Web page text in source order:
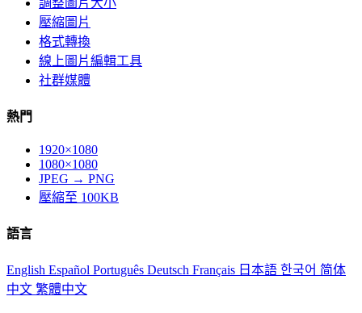
調整圖片大小
壓縮圖片
格式轉換
線上圖片編輯工具
社群媒體
熱門
1920×1080
1080×1080
JPEG → PNG
壓縮至 100KB
語言
English Español Português Deutsch Français 日本語 한국어 简体
中文 繁體中文